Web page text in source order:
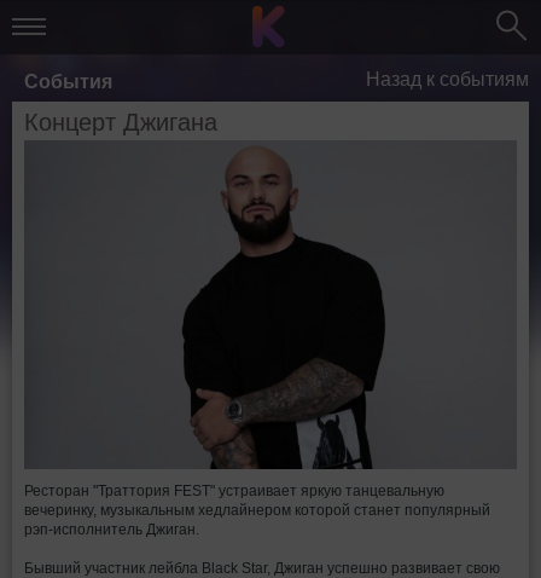
События Назад к событиям
Концерт Джигана
Ресторан "Траттория FEST" устраивает яркую танцевальную
вечеринку, музыкальным хедлайнером которой станет популярный
рэп-исполнитель Джиган.
Бывший участник лейбла Black Star, Джиган успешно развивает свою